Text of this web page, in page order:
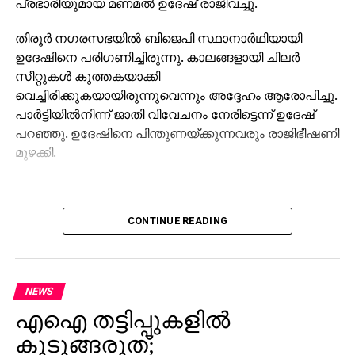
റെക്‌സ് ടില്ലേഴ്‌സനെ ട്രംപ് പുറത്താക്കി
DON'T MISS
എല്‍.ഡി.എഫ് സര്‍ക്കാര്‍ കേരളത്തെ
മദ്യാലയമാക്കുന്നു: ബിഷപ് ജോഷ്വ മാര്‍
ഇഗ്‌നാത്തിയോസ്
തിരൂര്‍ നഗരസഭയില്‍ ബിജെപി സ്ഥാനാര്‍ഥിയായി
ഉദേഷിനെ പരിഗണിച്ചിരുന്നു. കാലങ്ങളായി ചിലര്‍
സീറ്റുകള്‍ കുത്തകയാക്കി
വെച്ചിരിക്കുകയായിരുന്നുവെന്നും അദ്ദേഹം ആരോപിച്ചു.
പാര്‍ട്ടിയില്‍നിന്ന് ജാതി വിവേചനം നേരിട്ടെന്ന് ഉദേഷ്
പറഞ്ഞു. ഉദേഷിനെ പിന്തുണയ്ക്കുന്നവരും രാജിഭീഷണി
മുഴക്കി.
CONTINUE READING
NEWS
എഐ തട്ടിപ്പുകളില്‍
കുടുങ്ങരുത്;